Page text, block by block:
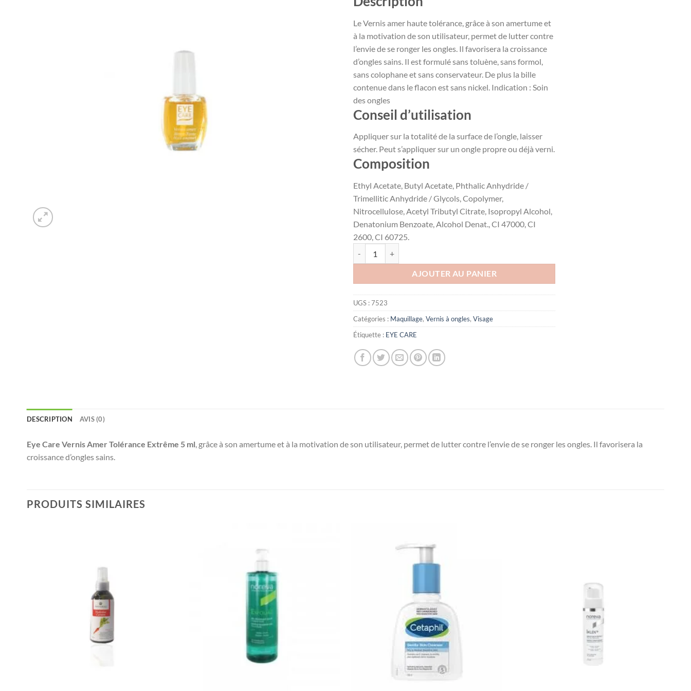
Le Vernis amer haute tolérance, grâce à son amertume et
à la motivation de son utilisateur, permet de lutter contre
l’envie de se ronger les ongles. Il favorisera la croissance
d’ongles sains. Il est formulé sans toluène, sans formol,
sans colophane et sans conservateur. De plus la bille
contenue dans le flacon est sans nickel. Indication : Soin
des ongles
Conseil d’utilisation
Appliquer sur la totalité de la surface de l’ongle, laisser
sécher. Peut s’appliquer sur un ongle propre ou déjà verni.
Composition
Ethyl Acetate, Butyl Acetate, Phthalic Anhydride /
Trimellitic Anhydride / Glycols, Copolymer,
Nitrocellulose, Acetyl Tributyl Citrate, Isopropyl Alcohol,
Denatonium Benzoate, Alcohol Denat., CI 47000, CI
2600, CI 60725.
AJOUTER AU PANIER
UGS :7523
Catégories : Maquillage, Vernis à ongles, Visage
Étiquette : EYE CARE
DESCRIPTION AVIS (0)
Eye Care Vernis Amer Tolérance Extrême 5 ml, grâce à son amertume et à la motivation de son utilisateur, permet de lutter contre l’envie de se ronger les ongles. Il favorisera la
croissance d’ongles sains.
PRODUITS SIMILAIRES